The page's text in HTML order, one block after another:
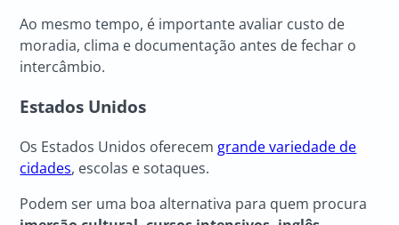
Ao mesmo tempo, é importante avaliar custo de
moradia, clima e documentação antes de fechar o
intercâmbio.
Estados Unidos
Os Estados Unidos oferecem grande variedade de
cidades, escolas e sotaques.
Podem ser uma boa alternativa para quem procura